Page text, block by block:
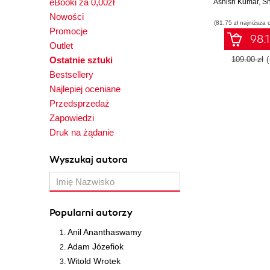
eBooki za 0,00zł
Nowości
Promocje
Outlet
Ostatnie sztuki
Bestsellery
Najlepiej oceniane
Przedsprzedaż
Zapowiedzi
Druk na żądanie
Wyszukaj autora
Popularni autorzy
Anil Ananthaswamy
Adam Józefiok
Witold Wrotek
landscape
real-world
and use
Ashish Kumar,
(81,75 zł najniższa
109.00 zł